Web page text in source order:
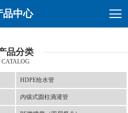
品中心
品分类
CATALOG
HDPE给水管
内镶式圆柱滴灌管